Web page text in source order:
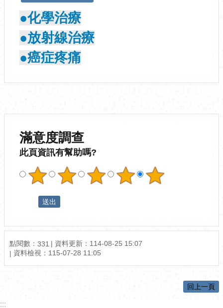
●化學治療
●放射線治療
●癌症疼痛
滿意度調查
此頁資訊有幫助嗎?
點閱數： 331 資料更新： 114-08-25 15:07
資料檢視： 115-07-28 11:05
回上一頁
:::